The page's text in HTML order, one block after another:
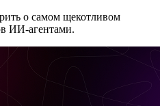
о самом щекотливом
ИИ-агентами.